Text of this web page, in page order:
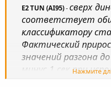
н
и
я
E2 TUN (AI95)-сверх
соответствует
классификатору
Фактический
значений разгона
минус 1 сек при
Нажмите